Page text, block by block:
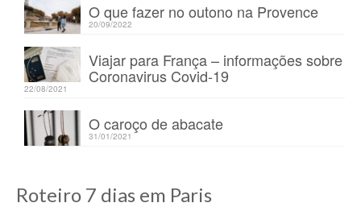
O que fazer no outono na Provence
20/09/2022
Viajar para França – informações sobre
Coronavirus Covid-19
22/08/2021
O caroço de abacate
31/01/2021
Roteiro 7 dias em Paris